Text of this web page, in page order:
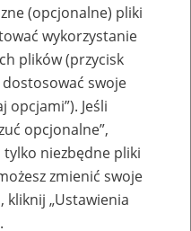
lub
pracy
(opcjonalne) pliki
wykorzystanie
plików (przycisk
dostosować swoje
opcjami”). Jeśli
opcjonalne”,
niezbędne pliki
zmienić swoje
kliknij „Ustawienia